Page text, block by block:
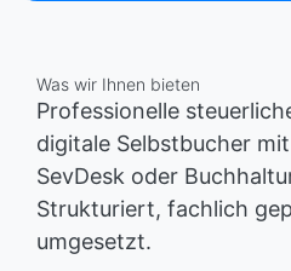
Was wir Ihnen bieten
Professionelle
digitale Selbstbucher
SevDesk oder
Strukturiert, fachlich
umgesetzt.